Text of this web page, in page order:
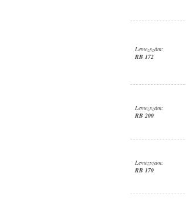
Lemezszám:
RB 172
Lemezszám:
RB 200
Lemezszám:
RB 170